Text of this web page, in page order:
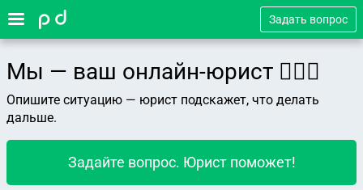
Задать вопрос
Мы — ваш онлайн-юрист 👨🏻‍⚖️
Опишите ситуацию — юрист подскажет, что делать
дальше.
Задайте вопрос. Юрист поможет!